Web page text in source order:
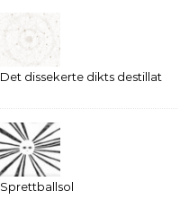
Det dissekerte dikts destillat
Sprettballsol